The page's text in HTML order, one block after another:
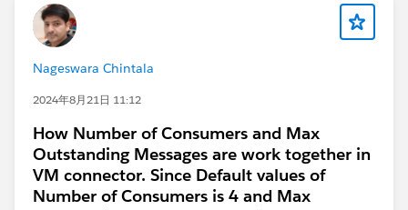
Nageswara Chintala
2024年8月21日 11:12
How Number of Consumers and Max
Outstanding Messages are work together in
VM connector. Since Default values of
Number of Consumers is 4 and Max